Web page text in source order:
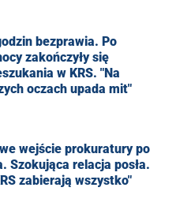
bezprawia. Po
zakończyły się
w KRS. "Na
oczach upada mit"
wejście prokuratury po
Szokująca relacja posła.
zabierają wszystko"